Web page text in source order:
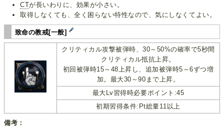
CTが長いわりに、効果が小さい。
取得しなくても、全く困らない特性なので、気にしなくてよい。
致命の教戒[一般]
クリティカル攻撃被弾時、30～50%の確率で5秒間
クリティカル抵抗上昇。
初回被弾時15～48上昇し、追加被弾時5～6ずつ増
加。最大30～90まで上昇。
最大Lv習得時必要ポイント:45
初期習得条件:Pt総量11以上
備考：